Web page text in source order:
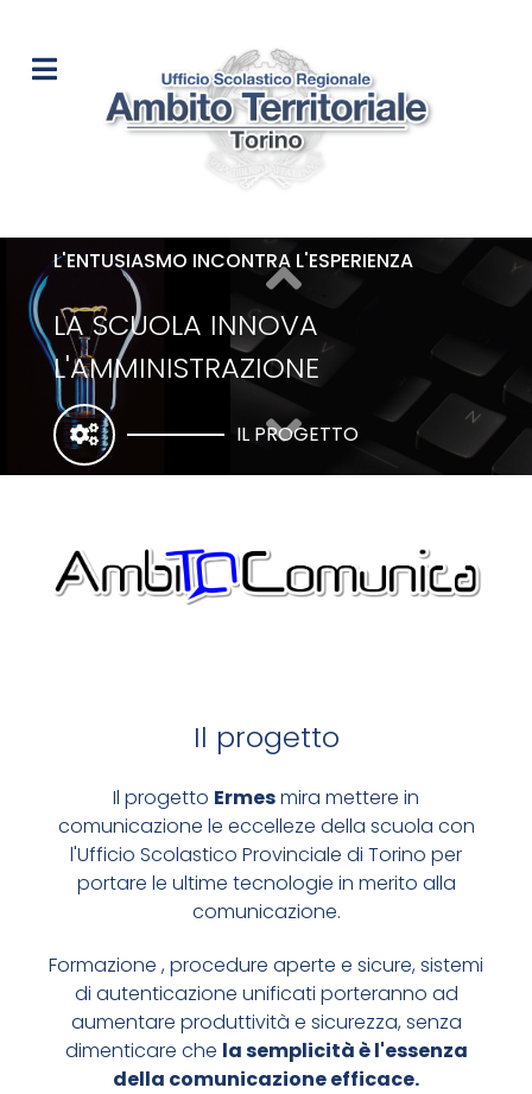
L'ENTUSIASMO INCONTRA L'ESPERIENZA
LA SCUOLA INNOVA
L'AMMINISTRAZIONE
IL PROGETTO
CON STRUMENTI CHE TOLGONO LAVORO E
SEMPLIFICHIAMO LE
COMUNICAZIONI
CREDIAMO NELL'OPENSOURCE, DIAMO MASSIMA
CODICE SICURO E APERTO
SIAMO SU GITHUB
Il progetto
Il progetto Ermesmira mettere in
comunicazione le eccelleze della scuola con
l'Ufficio Scolastico Provinciale di Torino per
portare le ultime tecnologie in merito alla
comunicazione.
Formazione , procedure aperte e sicure, sistemi
di autenticazione unificati porteranno ad
aumentare produttività e sicurezza, senza
dimenticare che la semplicità è l'essenza
della comunicazione efficace.